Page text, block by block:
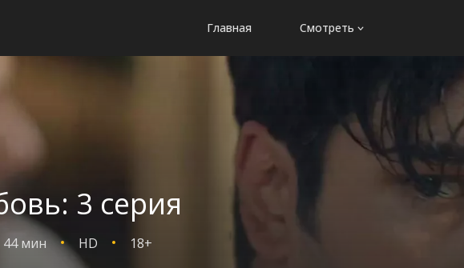
Главная Смотреть
3 серия
44 мин HD 18+